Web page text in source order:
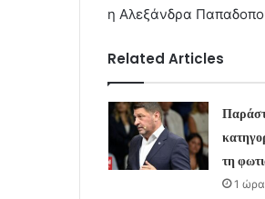
η Αλεξάνδρα
Related Articles
τη
1